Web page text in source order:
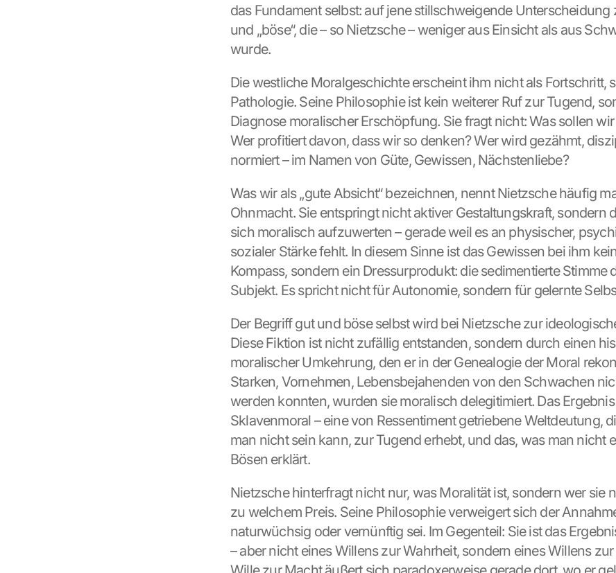
das Fundament selbst: auf jene stillschweigende Unterscheidung
und „böse“, die – so Nietzsche – weniger aus Einsicht als aus
wurde.
Die westliche Moralgeschichte erscheint ihm nicht als Fortschritt,
Pathologie. Seine Philosophie ist kein weiterer Ruf zur Tugend,
Diagnose moralischer Erschöpfung. Sie fragt nicht: Was sollen
Wer profitiert davon, dass wir so denken? Wer wird gezähmt,
normiert – im Namen von Güte, Gewissen, Nächstenliebe?
Was wir als „gute Absicht“ bezeichnen, nennt Nietzsche häufig
Ohnmacht. Sie entspringt nicht aktiver Gestaltungskraft, sondern
sich moralisch aufzuwerten – gerade weil es an physischer,
sozialer Stärke fehlt. In diesem Sinne ist das Gewissen bei ihm
Kompass, sondern ein Dressurprodukt: die sedimentierte Stimme
Subjekt. Es spricht nicht für Autonomie, sondern für gelernte
Der Begriff gut und böse selbst wird bei Nietzsche zur
Diese Fiktion ist nicht zufällig entstanden, sondern durch einen
moralischer Umkehrung, den er in der Genealogie der Moral
Starken, Vornehmen, Lebensbejahenden von den Schwachen
werden konnten, wurden sie moralisch delegitimiert. Das
Sklavenmoral – eine von Ressentiment getriebene Weltdeutung,
man nicht sein kann, zur Tugend erhebt, und das, was man nicht
Bösen erklärt.
Nietzsche hinterfragt nicht nur, was Moralität ist, sondern wer sie
zu welchem Preis. Seine Philosophie verweigert sich der
naturwüchsig oder vernünftig sei. Im Gegenteil: Sie ist das
– aber nicht eines Willens zur Wahrheit, sondern eines Willens